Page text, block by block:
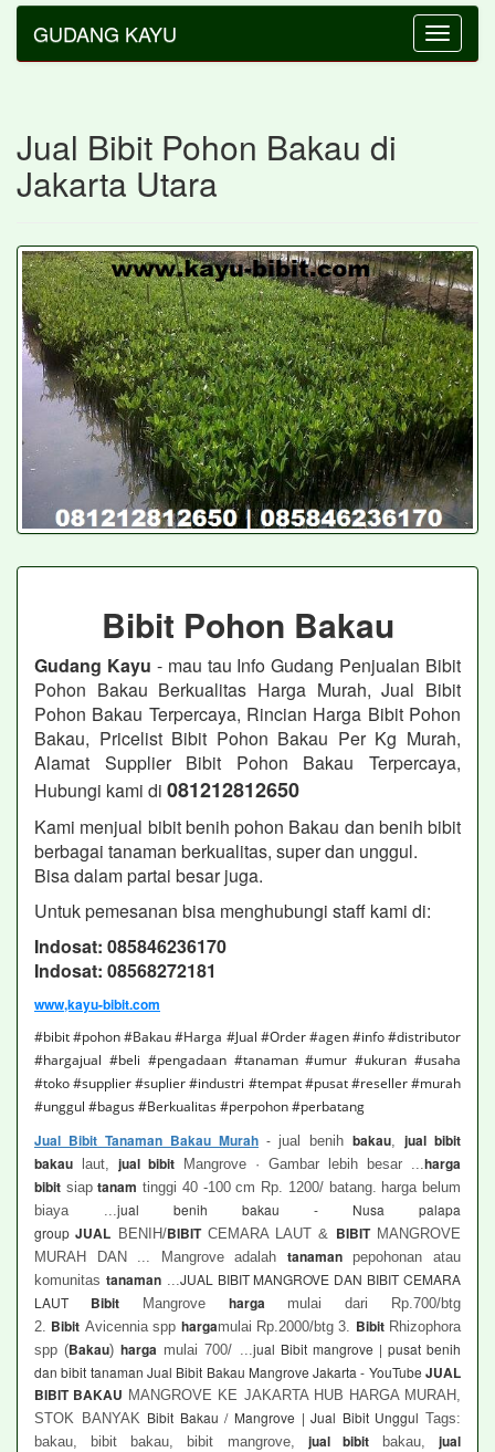
Toggle
GUDANG KAYU
Jual Bibit Pohon Bakau di
Jakarta Utara
Bibit Pohon Bakau
Gudang Kayu - mau tau Info Gudang Penjualan Bibit
Pohon Bakau Berkualitas Harga Murah, Jual Bibit
Pohon Bakau Terpercaya, Rincian Harga Bibit Pohon
Bakau, Pricelist Bibit Pohon Bakau Per Kg Murah,
Alamat Supplier Bibit Pohon Bakau Terpercaya,
Hubungi kami di 081212812650
Kami menjual bibit benih pohon Bakau dan benih bibit
berbagai tanaman berkualitas, super dan unggul.
Bisa dalam partai besar juga.
Untuk pemesanan bisa menghubungi staff kami di:
Indosat: 085846236170
Indosat: 08568272181
www,kayu-bibit.com
#bibit #pohon #Bakau #Harga #Jual #Order #agen #info #distributor
#hargajual #beli #pengadaan #tanaman #umur #ukuran #usaha
#toko #supplier #suplier #industri #tempat #pusat #reseller #murah
#unggul #bagus #Berkualitas #perpohon #perbatang
Jual Bibit Tanaman Bakau Murah - jual benih bakau
jual bibit
bakau laut, jual bibit Mangrove · Gambar lebih besar ... harga
bibit siaptanam tinggi 40 -100 cm Rp. 1200/ batang. harga belum
biaya ... jual benih bakau - Nusa palapa
groupJUAL BENIH/BIBITCEMARA LAUT & BIBITMANGROVE
MURAH DAN ... Mangrove adalah tanamanpepohonan atau
komunitas tanaman... JUAL BIBIT MANGROVE DAN BIBIT CEMARA
LAUT BibitMangrove harga mulai dari Rp.700/btg
2. Bibit Avicennia spp hargamulai Rp.2000/btg 3. BibitRhizophora
spp (Bakau)harga mulai 700/ ... jual Bibit mangrove | pusat benih
dan bibit tanaman Jual Bibit Bakau Mangrove Jakarta - YouTube JUAL
BIBIT BAKAU MANGROVE KE JAKARTA HUB HARGA MURAH,
STOK BANYAK Bibit Bakau / Mangrove | Jual Bibit UnggulTags:
bakau, bibit bakau, bibit mangrove, jual bibitbakau, jual